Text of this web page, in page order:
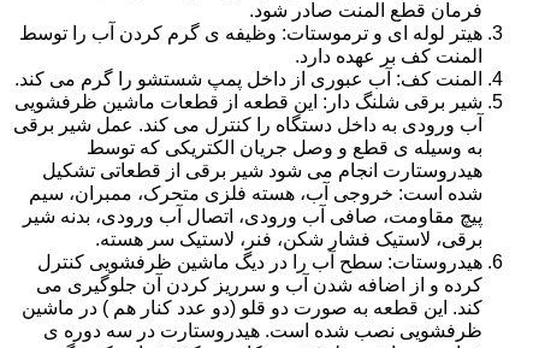
فرمان قطع المنت صادر شود.
هیتر لوله ای و ترموستات: وظیفه ی گرم کردن آب را توسط
المنت کف بر عهده دارد.
المنت کف: آب عبوری از داخل پمپ شستشو را گرم می کند.
شیر برقی شلنگ دار: این قطعه از قطعات ماشین ظرفشویی
آب ورودی به داخل دستگاه را کنترل می کند. عمل شیر برقی
به وسیله ی قطع و وصل جریان الکتریکی که توسط
هیدروستارت انجام می شود شیر برقی از قطعاتی تشکیل
شده است: خروجی آب، هسته فلزی متحرک، ممبران، سیم
پیچ مقاومت، صافی آب ورودی، اتصال آب ورودی، بدنه شیر
برقی، لاستیک فشار شکن، فنر، لاستیک سر هسته.
هیدروستات: سطح آب را در دیگ ماشین ظرفشویی کنترل
کرده و از اضافه شدن آب و سرریز کردن آن جلوگیری می
کند. این قطعه به صورت دو قلو (دو عدد کنار هم ) در ماشین
ظرفشویی نصب شده است. هیدروستارت در سه دوره ی